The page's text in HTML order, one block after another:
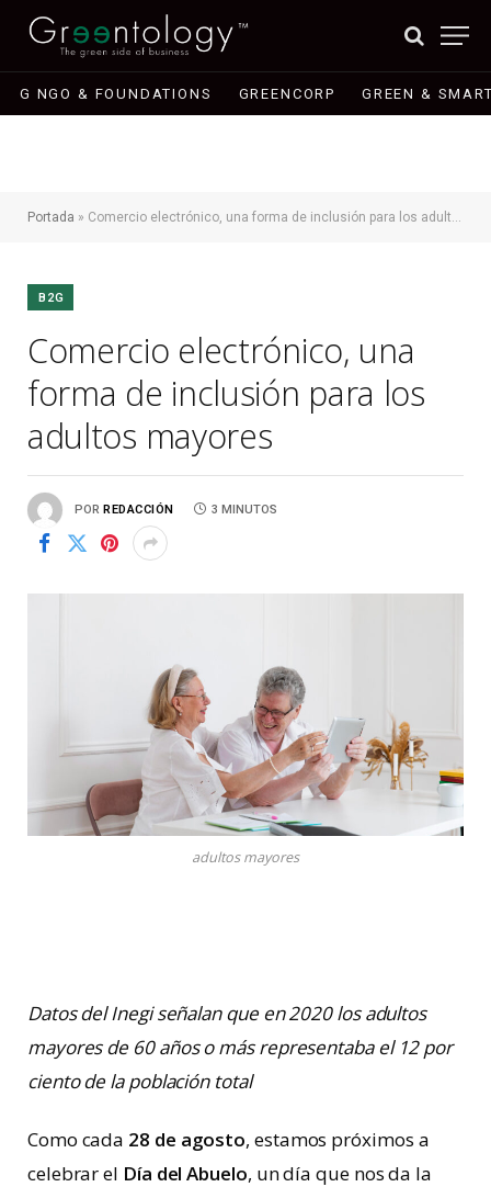
G NGO & FOUNDATIONS GREENCORP GREEN &
Portada » Comercio electrónico, una forma de inclusión para los adultos mayores
B2G
Comercio electrónico, una
forma de inclusión para los
adultos mayores
POR REDACCIÓN 3 MINUTOS
adultos mayores
Datos del Inegi señalan que en 2020 los adultos
mayores de 60 años o más representaba el 12 por
ciento de la población total
Como cada 28 de agosto, estamos próximos a
celebrar el Día del Abuelo, un día que nos da la